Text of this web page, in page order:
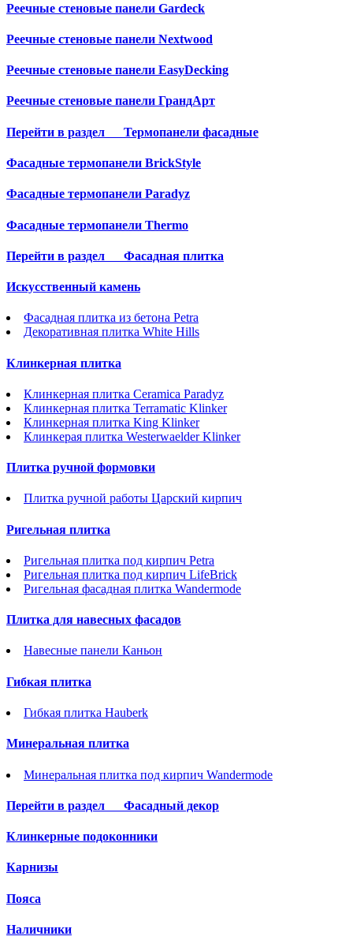
Реечные стеновые панели Gardeck
Реечные стеновые панели Nextwood
Реечные стеновые панели EasyDecking
Реечные стеновые панели ГрандАрт
Перейти в раздел Термопанели фасадные
Фасадные термопанели BrickStyle
Фасадные термопанели Paradyz
Фасадные термопанели Thermo
Перейти в раздел Фасадная плитка
Искусственный камень
Фасадная плитка из бетона Petra
Декоративная плитка White Hills
Клинкерная плитка
Клинкерная плитка Ceramica Paradyz
Клинкерная плитка Terramatic Klinker
Клинкерная плитка King Klinker
Клинкерая плитка Westerwaelder Klinker
Плитка ручной формовки
Плитка ручной работы Царский кирпич
Ригельная плитка
Ригельная плитка под кирпич Petra
Ригельная плитка под кирпич LifeBrick
Ригельная фасадная плитка Wandermode
Плитка для навесных фасадов
Навесные панели Каньон
Гибкая плитка
Гибкая плитка Hauberk
Минеральная плитка
Минеральная плитка под кирпич Wandermode
Перейти в раздел Фасадный декор
Клинкерные подоконники
Карнизы
Пояса
Наличники